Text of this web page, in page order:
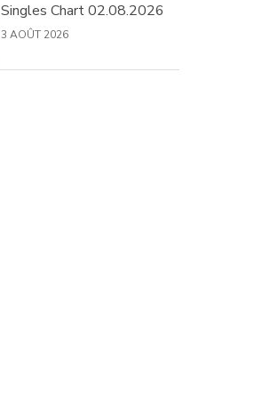
Singles Chart 02.08.2026
3 AOÛT 2026